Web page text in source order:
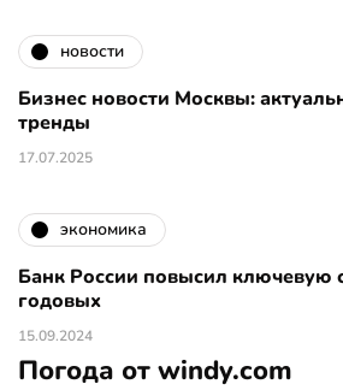
новости
Бизнес новости Москвы:
тренды
17.07.2025
экономика
Банк России повысил ключевую
годовых
15.09.2024
Погода от windy.com